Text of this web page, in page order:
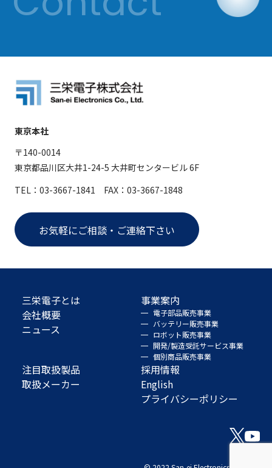
東京本社
〒140-0014
東京都品川区大井1-24-5 大井町センタービル 6F
TEL：03-3667-1841 FAX：03-3667-1848
お気軽にご相談・ご連絡下さい
三栄電子とは
会社概要
ニュース
事業案内
電子部品販売事業
バッテリー販売事業
ロボット販売事業
開発/製造受託サービス事業
個別商品販売事業
注目取扱製品
取扱メーカー
採用情報
English
プライバシーポリシー